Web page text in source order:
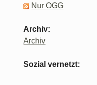
Nur OGG
Archiv:
Archiv
Sozial vernetzt: